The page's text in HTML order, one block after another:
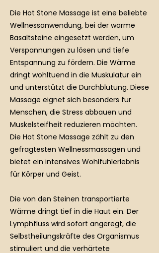
Die Hot Stone Massage ist eine beliebte
Wellnessanwendung, bei der warme
Basaltsteine eingesetzt werden, um
Verspannungen zu lösen und tiefe
Entspannung zu fördern. Die Wärme
dringt wohltuend in die Muskulatur ein
und unterstützt die Durchblutung. Diese
Massage eignet sich besonders für
Menschen, die Stress abbauen und
Muskelsteifheit reduzieren möchten.
Die Hot Stone Massage zählt zu den
gefragtesten Wellnessmassagen und
bietet ein intensives Wohlfühlerlebnis
für Körper und Geist.
Die von den Steinen transportierte
Wärme dringt tief in die Haut ein. Der
Lymphfluss wird sofort angeregt, die
Selbstheilungskräfte des Organismus
stimuliert und die verhärtete